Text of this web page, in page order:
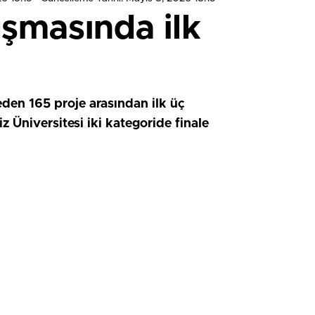
ilk
165 proje arasından ilk üç
Üniversitesi iki kategoride finale